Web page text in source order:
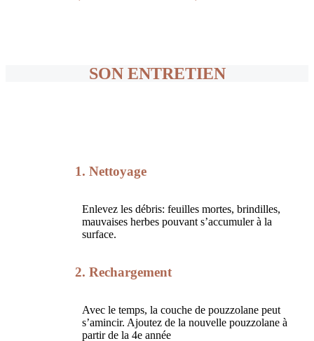
SON ENTRETIEN
1. Nettoyage
Enlevez les débris: feuilles mortes, brindilles,
mauvaises herbes pouvant s’accumuler à la
surface.
2. Rechargement
Avec le temps, la couche de pouzzolane peut
s’amincir. Ajoutez de la nouvelle pouzzolane à
partir de la 4e année